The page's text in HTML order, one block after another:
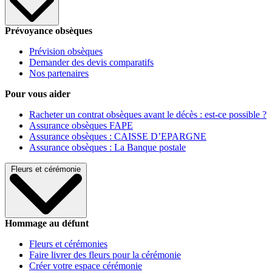
Prévoyance obsèques
Prévision obsèques
Demander des devis comparatifs
Nos partenaires
Pour vous aider
Racheter un contrat obsèques avant le décès : est-ce possible ?
Assurance obsèques FAPE
Assurance obsèques : CAISSE D’EPARGNE
Assurance obsèques : La Banque postale
Fleurs et cérémonie
Hommage au défunt
Fleurs et cérémonies
Faire livrer des fleurs pour la cérémonie
Créer votre espace cérémonie